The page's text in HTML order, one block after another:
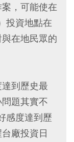
，可能使在
投資地點在
在地民眾的
到歷史最
題其實不
感度達到歷
廠投資日